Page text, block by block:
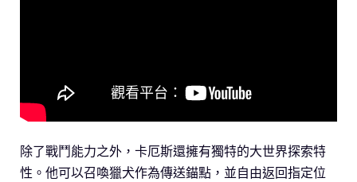
除了戰鬥能力之外，卡厄斯還擁有獨特的大世界探索特
性。他可以召喚獵犬作為傳送錨點，並自由返回指定位